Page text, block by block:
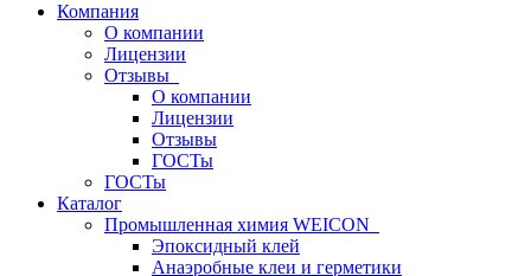
Компания
О компании
Лицензии
Отзывы
О компании
Лицензии
Отзывы
ГОСТы
ГОСТы
Каталог
Промышленная химия WEICON
Эпоксидный клей
Анаэробные клеи и герметики